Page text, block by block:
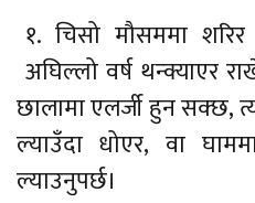
१. चिसो मौसममा
अघिल्लो वर्ष थन्क्याएर
छालामा एलर्जी हुन सक्छ,
ल्याउँदा धोएर, वा
ल्याउनुपर्छ।